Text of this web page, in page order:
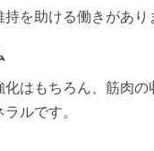
を助ける働きがあり
はもちろん、筋肉の
ルです。